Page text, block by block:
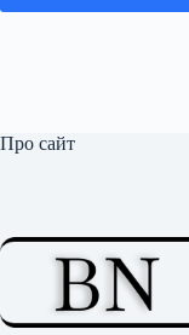
Про сайт